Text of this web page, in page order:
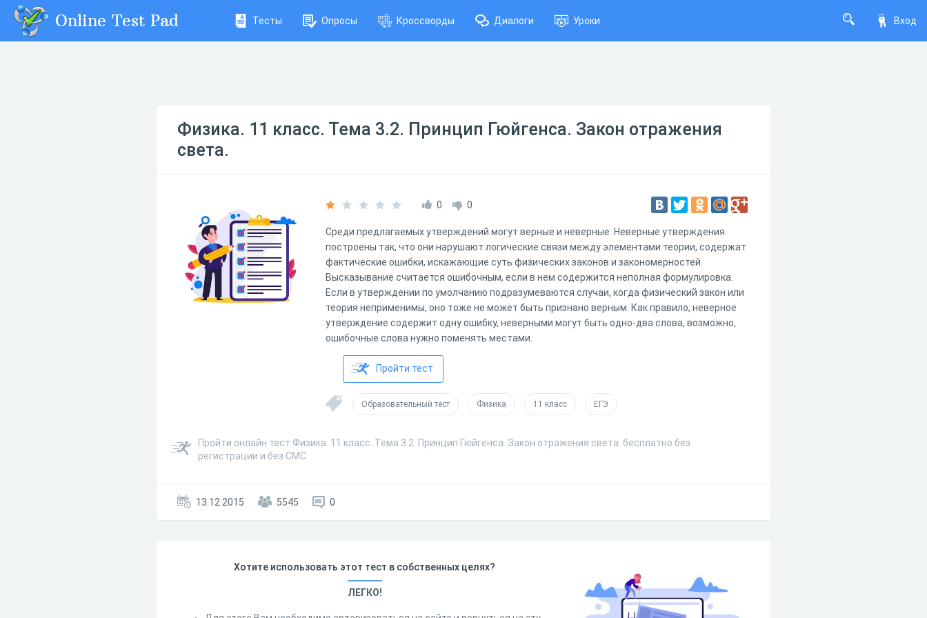
Вход
Online Test Pad Тесты Опросы Кроссворды Диалоги Уроки
Физика. 11 класс. Тема 3.2. Принцип Гюйгенса. Закон отражения
света.
0 0
Среди предлагаемых утверждений могут верные и неверные. Неверные утверждения
построены так, что они нарушают логические связи между элементами теории, содержат
фактические ошибки, искажающие суть физических законов и закономерностей.
Высказывание считается ошибочным, если в нем содержится неполная формулировка.
Если в утверждении по умолчанию подразумеваются случаи, когда физический закон или
теория неприменимы, оно тоже не может быть признано верным. Как правило, неверное
утверждение содержит одну ошибку, неверными могут быть одно-два слова, возможно,
ошибочные слова нужно поменять местами.
Пройти тест
Образовательный тест Физика 11 класс ЕГЭ
Пройти онлайн тест Физика. 11 класс. Тема 3.2. Принцип Гюйгенса. Закон отражения света. бесплатно без
регистрации и без СМС
13.12.2015 5545 0
Хотите использовать этот тест в собственных целях?
ЛЕГКО!